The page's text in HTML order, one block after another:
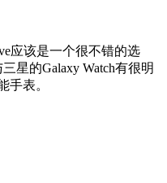
应该是一个很不错的选
星的Galaxy Watch有很明
手表。